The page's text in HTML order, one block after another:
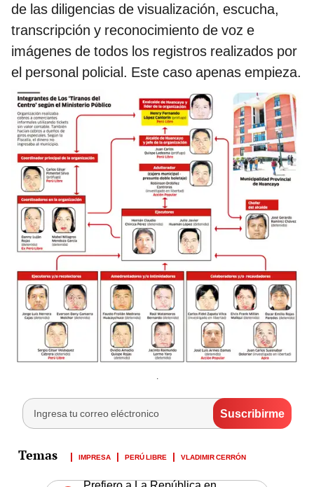
de las diligencias de visualización, escucha,
transcripción y reconocimiento de voz e
imágenes de todos los registros realizados por
el personal policial. Este caso apenas empieza.
.
IMPRESA PERÚ LIBRE VLADIMIR CERRÓN